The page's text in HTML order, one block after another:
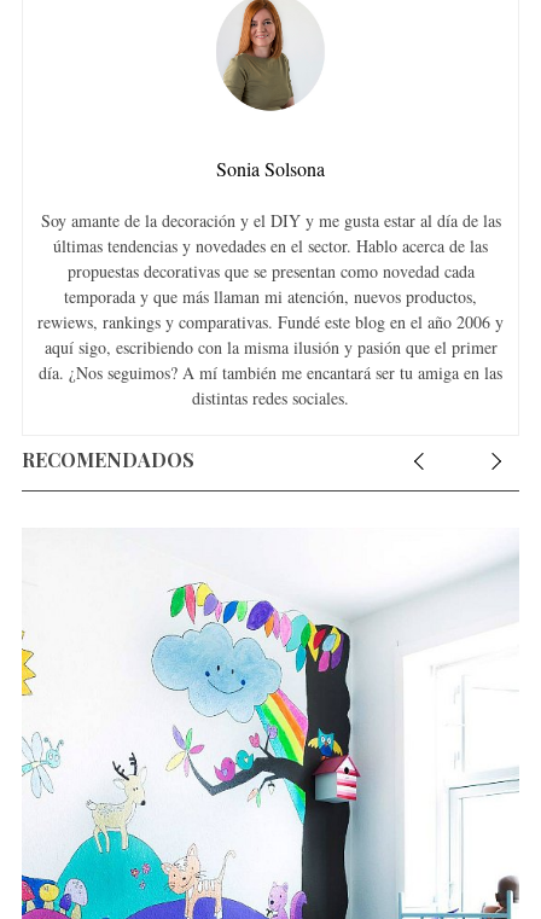
Sonia Solsona
Soy amante de la decoración y el DIY y me gusta estar al día de las
últimas tendencias y novedades en el sector. Hablo acerca de las
propuestas decorativas que se presentan como novedad cada
temporada y que más llaman mi atención, nuevos productos,
rewiews, rankings y comparativas. Fundé este blog en el año 2006 y
aquí sigo, escribiendo con la misma ilusión y pasión que el primer
día. ¿Nos seguimos? A mí también me encantará ser tu amiga en las
distintas redes sociales.
RECOMENDADOS